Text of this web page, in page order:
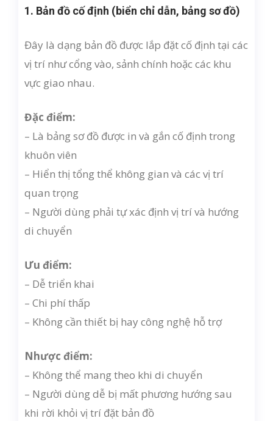
1. Bản đồ cố định (biển chỉ dẫn, bảng sơ đồ)
Đây là dạng bản đồ được lắp đặt cố định tại các
vị trí như cổng vào, sảnh chính hoặc các khu
vực giao nhau.
Đặc điểm:
– Là bảng sơ đồ được in và gắn cố định trong
khuôn viên
– Hiển thị tổng thể không gian và các vị trí
quan trọng
– Người dùng phải tự xác định vị trí và hướng
di chuyển
Ưu điểm:
– Dễ triển khai
– Chi phí thấp
– Không cần thiết bị hay công nghệ hỗ trợ
Nhược điểm:
– Không thể mang theo khi di chuyển
– Người dùng dễ bị mất phương hướng sau
khi rời khỏi vị trí đặt bản đồ